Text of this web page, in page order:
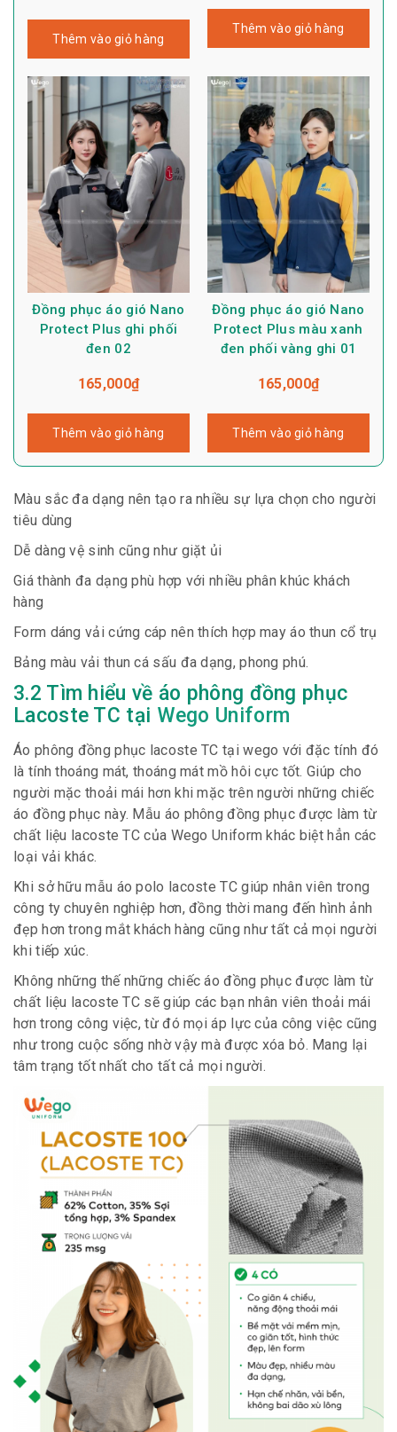
Thêm vào giỏ hàng
Thêm vào giỏ hàng
Đồng phục áo gió Nano
Protect Plus ghi phối
đen 02
165,000₫
Thêm vào giỏ hàng
Đồng phục áo gió Nano
Protect Plus màu xanh
đen phối vàng ghi 01
165,000₫
Thêm vào giỏ hàng
Màu sắc đa dạng nên tạo ra nhiều sự lựa chọn cho người
tiêu dùng
Dễ dàng vệ sinh cũng như giặt ủi
Giá thành đa dạng phù hợp với nhiều phân khúc khách
hàng
Form dáng vải cứng cáp nên thích hợp may áo thun cổ trụ
Bảng màu vải thun cá sấu đa dạng, phong phú.
3.2 Tìm hiểu về áo phông đồng phục
Lacoste TC tại Wego Uniform
Áo phông đồng phục lacoste TC tại wego với đặc tính đó
là tính thoáng mát, thoáng mát mồ hôi cực tốt. Giúp cho
người mặc thoải mái hơn khi mặc trên người những chiếc
áo đồng phục này. Mẫu áo phông đồng phục được làm từ
chất liệu lacoste TC của Wego Uniform khác biệt hẳn các
loại vải khác.
Khi sở hữu mẫu áo polo lacoste TC giúp nhân viên trong
công ty chuyên nghiệp hơn, đồng thời mang đến hình ảnh
đẹp hơn trong mắt khách hàng cũng như tất cả mọi người
khi tiếp xúc.
Không những thế những chiếc áo đồng phục được làm từ
chất liệu lacoste TC sẽ giúp các bạn nhân viên thoải mái
hơn trong công việc, từ đó mọi áp lực của công việc cũng
như trong cuộc sống nhờ vậy mà được xóa bỏ. Mang lại
tâm trạng tốt nhất cho tất cả mọi người.